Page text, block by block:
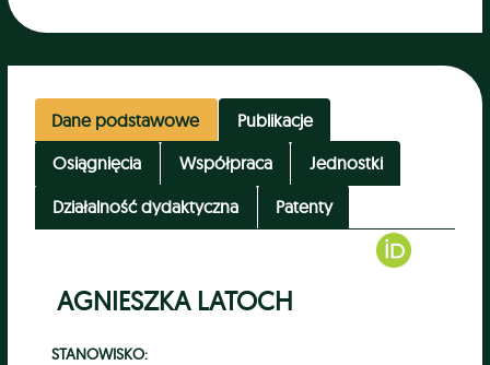
Dane podstawowe
Publikacje
Osiągnięcia
Współpraca
Jednostki
Działalność dydaktyczna
Patenty
AGNIESZKA LATOCH
STANOWISKO: